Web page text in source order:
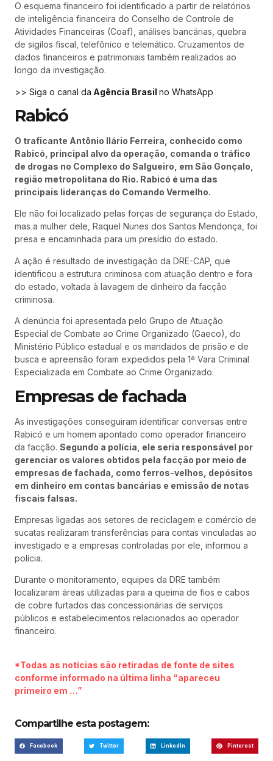
O esquema financeiro foi identificado a partir de relatórios
de inteligência financeira do Conselho de Controle de
Atividades Financeiras (Coaf), análises bancárias, quebra
de sigilos fiscal, telefônico e telemático. Cruzamentos de
dados financeiros e patrimoniais também realizados ao
longo da investigação.
>> Siga o canal da Agência Brasil no WhatsApp
Rabicó
O traficante Antônio Ilário Ferreira, conhecido como
Rabicó, principal alvo da operação, comanda o tráfico
de drogas no Complexo do Salgueiro, em São Gonçalo,
região metropolitana do Rio. Rabicó é uma das
principais lideranças do Comando Vermelho.
Ele não foi localizado pelas forças de segurança do Estado,
mas a mulher dele, Raquel Nunes dos Santos Mendonça, foi
presa e encaminhada para um presídio do estado.
A ação é resultado de investigação da DRE-CAP, que
identificou a estrutura criminosa com atuação dentro e fora
do estado, voltada à lavagem de dinheiro da facção
criminosa.
A denúncia foi apresentada pelo Grupo de Atuação
Especial de Combate ao Crime Organizado (Gaeco), do
Ministério Público estadual e os mandados de prisão e de
busca e apreensão foram expedidos pela 1ª Vara Criminal
Especializada em Combate ao Crime Organizado.
Empresas de fachada
As investigações conseguiram identificar conversas entre
Rabicó e um homem apontado como operador financeiro
da facção. Segundo a polícia, ele seria responsável por
gerenciar os valores obtidos pela facção por meio de
empresas de fachada, como ferros-velhos, depósitos
em dinheiro em contas bancárias e emissão de notas
fiscais falsas.
Empresas ligadas aos setores de reciclagem e comércio de
sucatas realizaram transferências para contas vinculadas ao
investigado e a empresas controladas por ele, informou a
polícia.
Durante o monitoramento, equipes da DRE também
localizaram áreas utilizadas para a queima de fios e cabos
de cobre furtados das concessionárias de serviços
públicos e estabelecimentos relacionados ao operador
financeiro.
*Todas as notícias são retiradas de fonte de sites
conforme informado na última linha “apareceu
primeiro em …”
Compartilhe esta postagem:
Facebook Twitter LinkedIn Pinterest